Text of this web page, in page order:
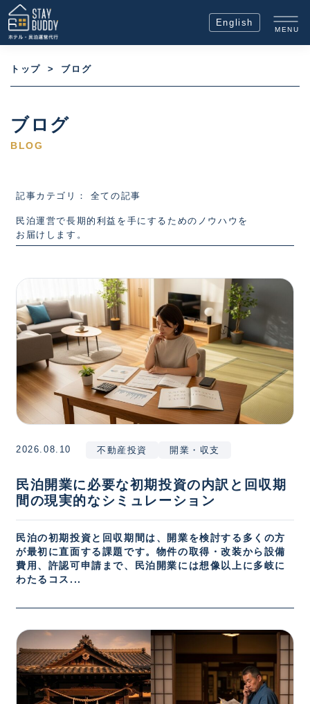
English
MENU
トップ > ブログ
ブログ
BLOG
記事カテゴリ： 全ての記事
民泊運営で長期的利益を手にするためのノウハウを
お届けします。
2026.08.10 不動産投資 開業・収支
民泊開業に必要な初期投資の内訳と回収期
間の現実的なシミュレーション
民泊の初期投資と回収期間は、開業を検討する多くの方
が最初に直面する課題です。物件の取得・改装から設備
費用、許認可申請まで、民泊開業には想像以上に多岐に
わたるコス...